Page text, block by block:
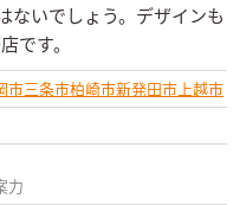
ないでしょう。デザインも
です。
市 三条市柏崎市新発田市 上越市
力